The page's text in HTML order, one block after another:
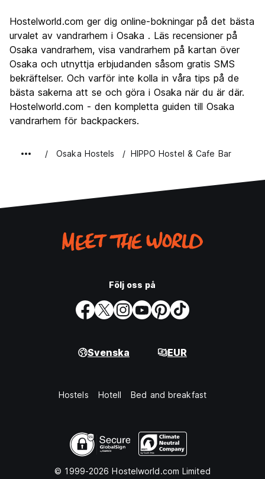
Kultur
8.4
Festa
8.5
Värde för pengarna
8.4
Hostelworld.com ger dig online-bokningar på det bästa
urvalet av vandrarhem i Osaka . Läs recensioner på
Osaka vandrarhem, visa vandrarhem på kartan över
Osaka och utnyttja erbjudanden såsom gratis SMS
bekräftelser. Och varför inte kolla in våra tips på de
bästa sakerna att se och göra i Osaka när du är där.
Hostelworld.com - den kompletta guiden till Osaka
vandrarhem för backpackers.
Osaka Hostels HIPPO Hostel & Cafe Bar
Följ oss på
Svenska EUR
Hostels Hotell Bed and breakfast
© 1999-2026 Hostelworld.com Limited